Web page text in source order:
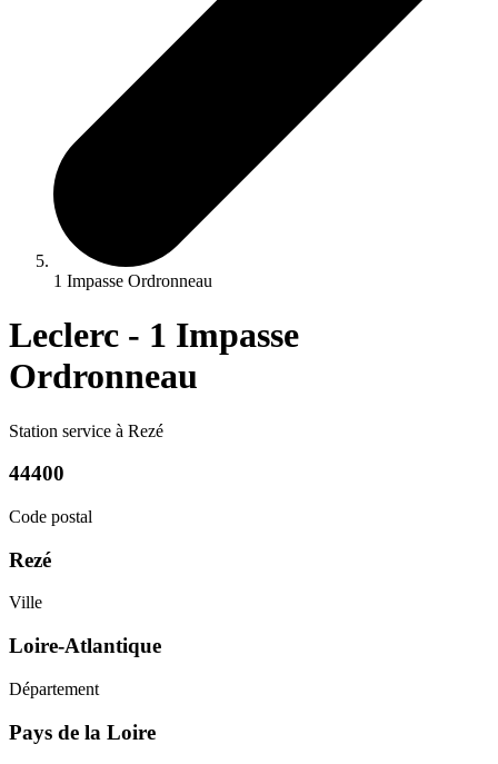
1 Impasse Ordronneau
Leclerc - 1 Impasse
Ordronneau
Station service à Rezé
44400
Code postal
Rezé
Ville
Loire-Atlantique
Département
Pays de la Loire